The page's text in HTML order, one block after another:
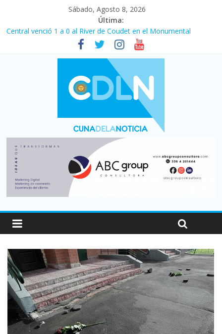
Sábado, Agosto 8, 2026
Última:
Central venció 1 a 0 al River de Coudet en el Monumental
La morosidad alcanzó su nivel más alto en dos décadas y ya
afecta a 400 mil deudores en Santa Fe
Desde que asumió Milei cerraron 41.000 kioscos: el sector
denuncia crisis como en 2001
Vacaciones de invierno con más movimiento y consumo
turístico: 4,6 millones de personas viajaron por el país, un 5,9%
Fuerte caída de la venta de autos usados en julio: bajó un 12,6%